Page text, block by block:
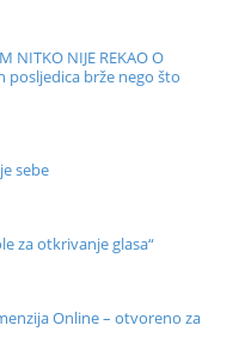
NITKO NIJE REKAO O
posljedica brže nego što
sebe
za otkrivanje glasa“
Online – otvoreno za